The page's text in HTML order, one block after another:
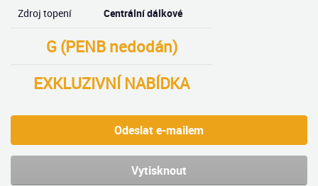
Zdroj topení Centrální dálkové
G (PENB nedodán)
EXKLUZIVNÍ NABÍDKA
Odeslat e-mailem
Vytisknout